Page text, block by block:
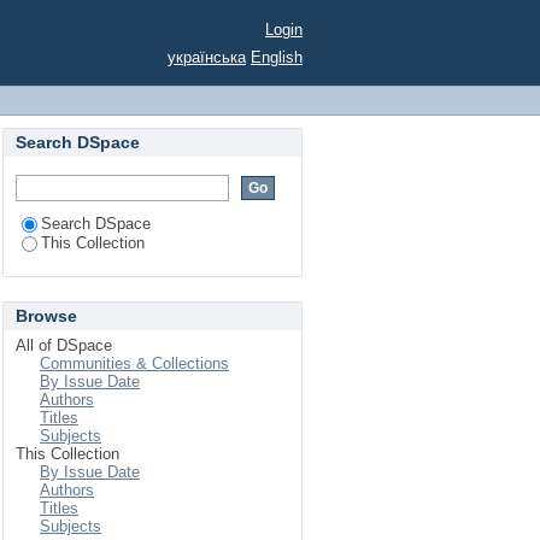
ОХОРОНИ
Login
українська English
Search DSpace
Search DSpace
This Collection
Browse
All of DSpace
Communities & Collections
By Issue Date
Authors
Titles
Subjects
This Collection
By Issue Date
Authors
Titles
Subjects